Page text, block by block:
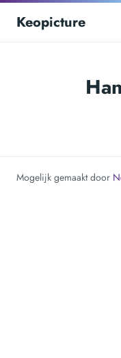
Keopicture
Mogelijk gemaakt door